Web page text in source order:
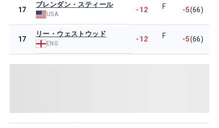
17
ブレンダン・スティール
USA -12 F -5(66)
17
リー・ウェストウッド
ENG -12 F -5(66)